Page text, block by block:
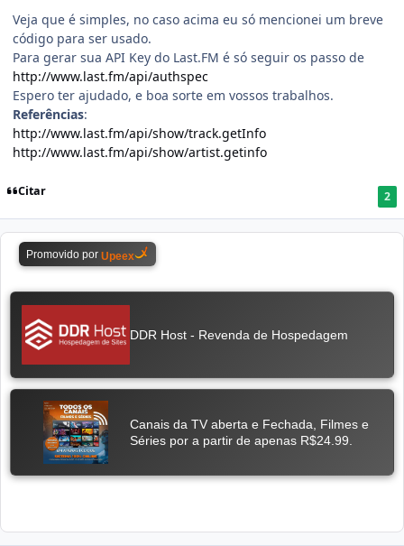
Veja que é simples, no caso acima eu só mencionei um breve
código para ser usado.
Para gerar sua API Key do Last.FM é só seguir os passo de
http://www.last.fm/api/authspec
Espero ter ajudado, e boa sorte em vossos trabalhos.
Referências:
http://www.last.fm/api/show/track.getInfo
http://www.last.fm/api/show/artist.getinfo
Citar 2